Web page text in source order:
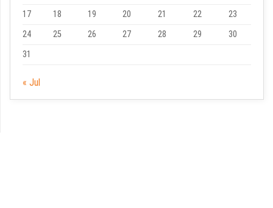
17
18 19 20 21 22
23
24
25 26 27 28 29
30
31
« Jul